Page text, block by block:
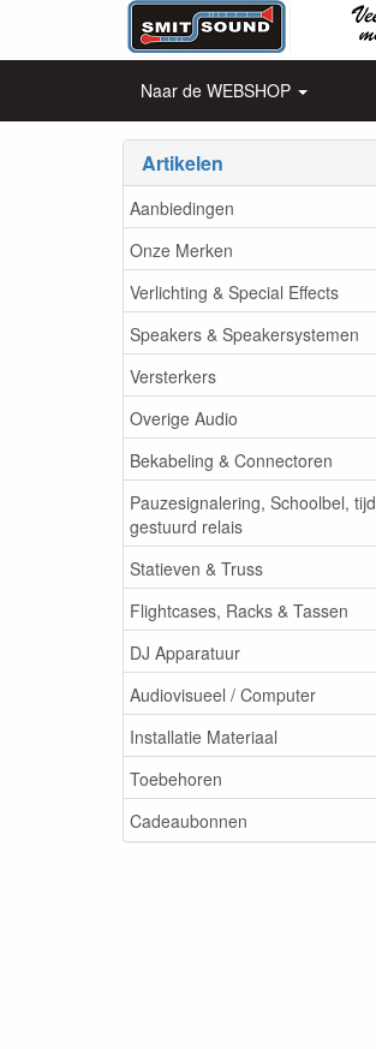
Naar de WEBSHOP
Artikelen
Aanbiedingen
Onze Merken
Verlichting & Special Effects
Speakers & Speakersystemen
Versterkers
Overige Audio
Bekabeling & Connectoren
Pauzesignalering, Schoolbel, tijd
gestuurd relais
Statieven & Truss
Flightcases, Racks & Tassen
DJ Apparatuur
Audiovisueel / Computer
Installatie Materiaal
Toebehoren
Cadeaubonnen